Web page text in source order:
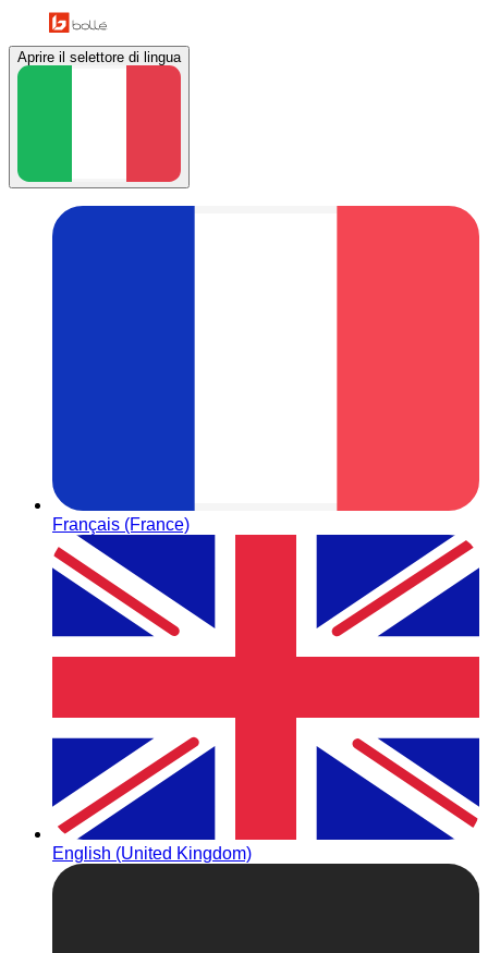
Aprire il selettore di lingua
Français (France)
English (United Kingdom)